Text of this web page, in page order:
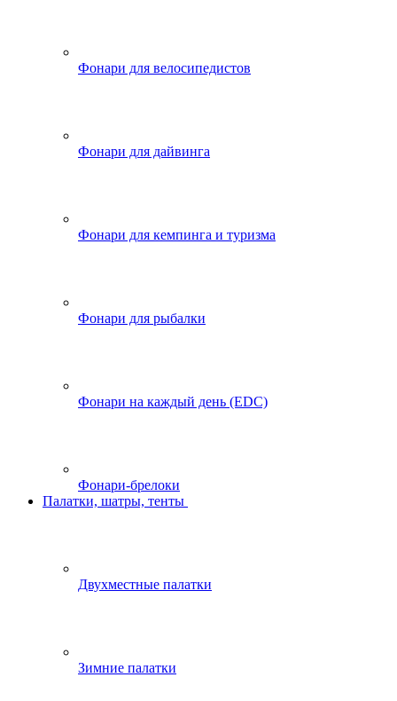
Фонари для велосипедистов
Фонари для дайвинга
Фонари для кемпинга и туризма
Фонари для рыбалки
Фонари на каждый день (EDC)
Фонари-брелоки
Палатки, шатры, тенты
Двухместные палатки
Зимние палатки